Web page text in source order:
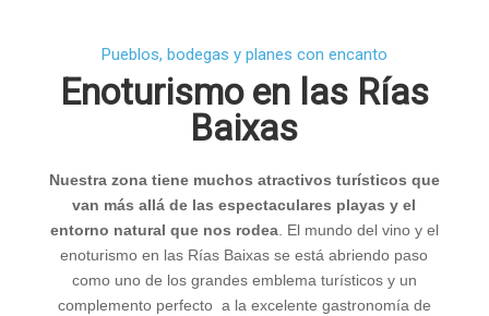
Pueblos, bodegas y planes con encanto
Enoturismo en las Rías
Baixas
Nuestra zona tiene muchos atractivos turísticos que
van más allá de las espectaculares playas y el
entorno natural que nos rodea. El mundo del vino y el
enoturismo en las Rías Baixas se está abriendo paso
como uno de los grandes emblema turísticos y un
complemento perfecto a la excelente gastronomía de